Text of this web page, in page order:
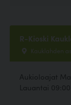
R-Kioski
Kauklahden
Aukioloajat
Lauantai